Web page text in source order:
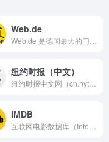
Web.de
纽约时报（中文）
IMDB